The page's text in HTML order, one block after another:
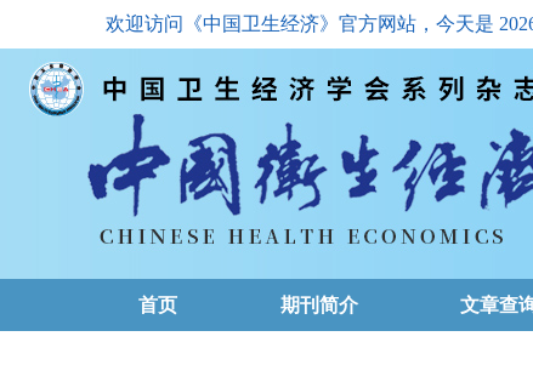
欢迎访问《中国卫生经济》官方网站，今天是
首页 期刊简介 文章查